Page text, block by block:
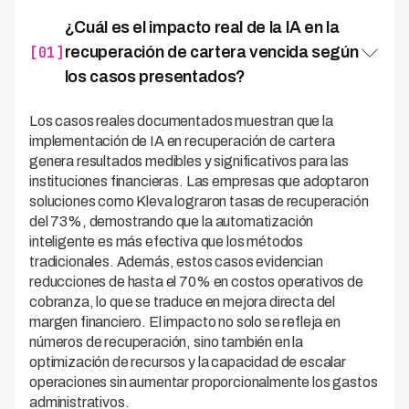
[01]
¿Cuál es el impacto real de la IA en la
recuperación de cartera vencida según
los casos presentados?
Los casos reales documentados muestran que la
implementación de IA en recuperación de cartera
genera resultados medibles y significativos para las
instituciones financieras. Las empresas que adoptaron
soluciones como Kleva lograron tasas de recuperación
del 73%, demostrando que la automatización
inteligente es más efectiva que los métodos
tradicionales. Además, estos casos evidencian
reducciones de hasta el 70% en costos operativos de
cobranza, lo que se traduce en mejora directa del
margen financiero. El impacto no solo se refleja en
números de recuperación, sino también en la
optimización de recursos y la capacidad de escalar
operaciones sin aumentar proporcionalmente los gastos
administrativos.